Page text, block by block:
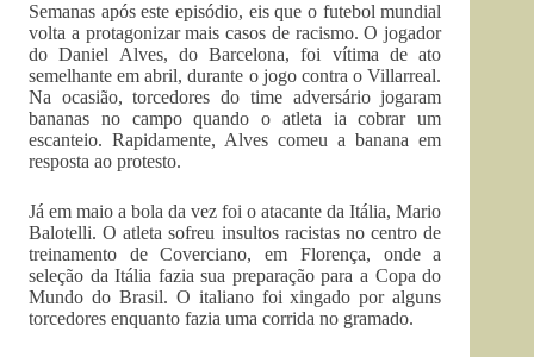
Semanas após este episódio, eis que o futebol mundial
volta a protagonizar mais casos de racismo. O jogador
do Daniel Alves, do Barcelona, foi vítima de ato
semelhante em abril, durante o jogo contra o Villarreal.
Na ocasião, torcedores do time adversário jogaram
bananas no campo quando o atleta ia cobrar um
escanteio. Rapidamente, Alves comeu a banana em
resposta ao protesto.
Já em maio a bola da vez foi o atacante da Itália, Mario
Balotelli. O atleta sofreu insultos racistas no centro de
treinamento de Coverciano, em Florença, onde a
seleção da Itália fazia sua preparação para a Copa do
Mundo do Brasil. O italiano foi xingado por alguns
torcedores enquanto fazia uma corrida no gramado.